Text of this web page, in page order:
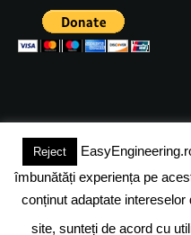
(c) 2024 -
DESPRE NOI
POLITICA DE
Reject
îmbunătăți experiența pe
conținut adaptate
site, sunteți de acord cu